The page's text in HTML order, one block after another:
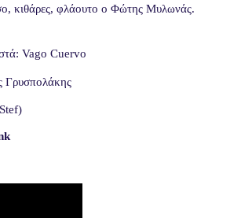
κιθάρες, φλάουτο ο Φώτης Μυλωνάς.
Vago Cuervo
Γρυσπολάκης